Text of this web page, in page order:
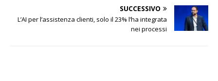
SUCCESSIVO
L’AI per l’assistenza clienti, solo il 23% l’ha integrata
nei processi